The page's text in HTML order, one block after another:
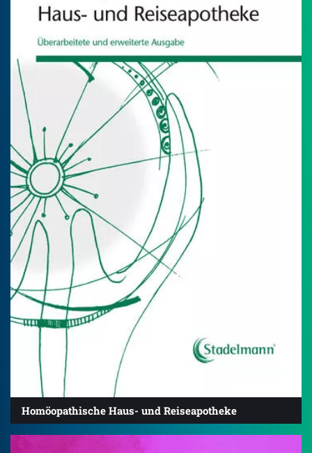
Homöopathische Haus- und Reiseapotheke